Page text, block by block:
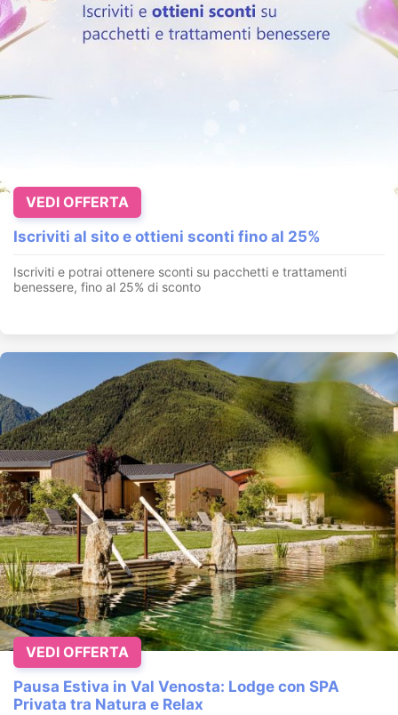
Iscriviti al sito e ottieni sconti fino al 25%
Iscriviti e potrai ottenere sconti su pacchetti e trattamenti
benessere, fino al 25% di sconto
VEDI OFFERTA
Pausa Estiva in Val Venosta: Lodge con SPA
Privata tra Natura e Relax
VEDI OFFERTA